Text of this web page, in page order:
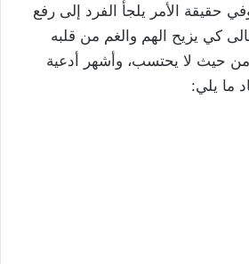
حقيقة الأمر يلجأ الفرد إلى رفع
كي يزيح الهم والغم من قلبه
من حيث لا يحتسب، وأشهر أدعية
ما يلي: